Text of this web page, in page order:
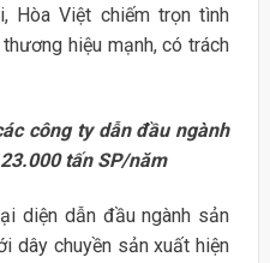
Hòa Việt chiếm trọn tình
hiệu mạnh, có trách
công ty dẫn đầu ngành
tấn SP/năm
diện dẫn đầu ngành sản
dây chuyền sản xuất hiện